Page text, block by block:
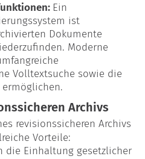
Ein
ist
Dokumente
Moderne
Volltextsuche sowie die
ermöglichen.
Archivs
revisionssicheren Archivs
Vorteile:
die Einhaltung gesetzlicher